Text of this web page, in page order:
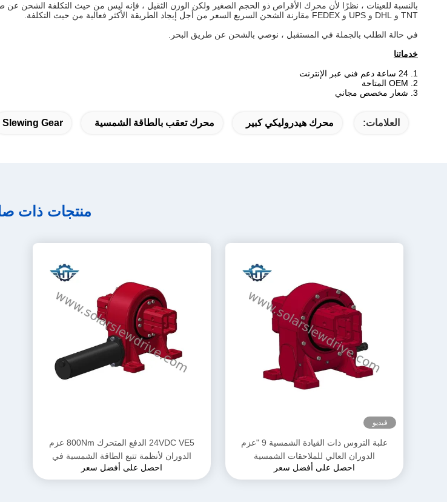
بالنسبة للعينات ، نظرًا لأن محرك الأقراص ذو الحجم الصغير ولكن الوزن الثقيل ، فإنه ليس من حيث التكلفة الشحن
TNT و DHL و UPS و FEDEX مقارنة الشحن السريع السعر من أجل إيجاد الطريقة الأكثر فعالية من حيث التكلفة.
في حالة الطلب بالجملة في المستقبل ، نوصي بالشحن عن طريق البحر.
خدماتنا
1. 24 ساعة دعم فني عبر الإنترنت
2. OEM المتاحة
3. شعار مخصص مجاني
العلامات: محرك هيدروليكي كبير محرك تعقب بالطاقة الشمسية Slewing Gear
منتجات ذات
فيديو
علبة التروس ذات القيادة الشمسية 9 "عزم
الدوران العالي للملاحقات الشمسية
احصل على أفضل سعر
24VDC VE5 الدفع المتحرك 800Nm عزم
الدوران لأنظمة تتبع الطاقة الشمسية في
تطبيقات الحفرة البارابولية
احصل على أفضل سعر